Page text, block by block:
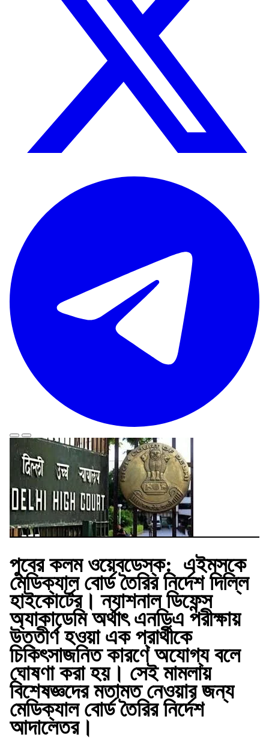
পুবের কলম ওয়েবডেস্ক: এইমসকে
মেডিক্যাল বোর্ড তৈরির নির্দেশ দিল্লি
হাইকোর্টের। ন্যাশনাল ডিফেন্স
অ্যাকাডেমি অর্থাৎ এনডিএ পরীক্ষায়
উত্তীর্ণ হওয়া এক প্রার্থীকে
চিকিৎসাজনিত কারণে অযোগ্য বলে
ঘোষণা করা হয়। সেই মামলায়
বিশেষজ্ঞদের মতামত নেওয়ার জন্য
মেডিক্যাল বোর্ড তৈরির নির্দেশ
আদালেতর।